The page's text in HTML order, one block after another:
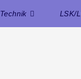
Technik LSK/